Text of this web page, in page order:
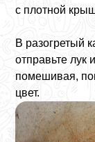
с плотной
В разогретый
отправьте лук
помешивая,
цвет.